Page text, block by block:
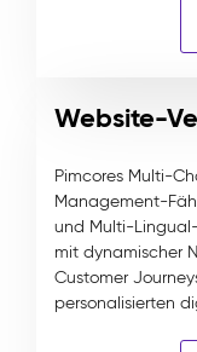
Website-
Pimcores Multi-
Management-
und Multi-
mit dynamischer
Customer
personalisierten